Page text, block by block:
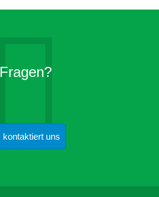
Fragen?
kontaktiert uns